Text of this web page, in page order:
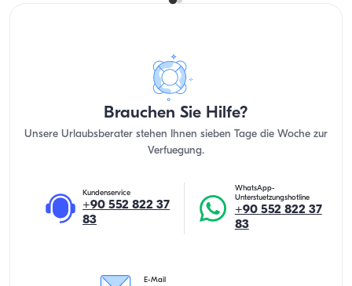
Brauchen Sie Hilfe?
Unsere Urlaubsberater stehen Ihnen sieben Tage die Woche zur
Verfuegung.
Kundenservice
+90 552 822 37
83
WhatsApp-
Unterstuetzungshotline
+90 552 822 37
83
E-Mail